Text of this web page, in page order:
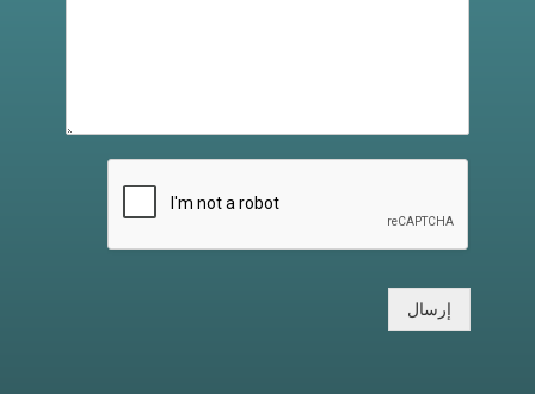
إرسال